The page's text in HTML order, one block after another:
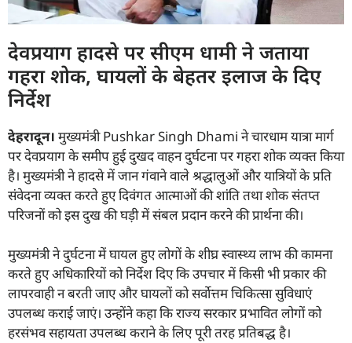
देवप्रयाग हादसे पर सीएम धामी ने जताया
गहरा शोक, घायलों के बेहतर इलाज के दिए
निर्देश
देहरादून। मुख्यमंत्री Pushkar Singh Dhami ने चारधाम यात्रा मार्ग
पर देवप्रयाग के समीप हुई दुखद वाहन दुर्घटना पर गहरा शोक व्यक्त किया
है। मुख्यमंत्री ने हादसे में जान गंवाने वाले श्रद्धालुओं और यात्रियों के प्रति
संवेदना व्यक्त करते हुए दिवंगत आत्माओं की शांति तथा शोक संतप्त
परिजनों को इस दुख की घड़ी में संबल प्रदान करने की प्रार्थना की।
मुख्यमंत्री ने दुर्घटना में घायल हुए लोगों के शीघ्र स्वास्थ्य लाभ की कामना
करते हुए अधिकारियों को निर्देश दिए कि उपचार में किसी भी प्रकार की
लापरवाही न बरती जाए और घायलों को सर्वोत्तम चिकित्सा सुविधाएं
उपलब्ध कराई जाएं। उन्होंने कहा कि राज्य सरकार प्रभावित लोगों को
हरसंभव सहायता उपलब्ध कराने के लिए पूरी तरह प्रतिबद्ध है।